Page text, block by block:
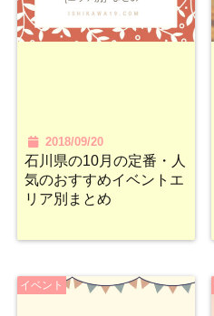
2018/09/20
石川県の10月の定番・人
気のおすすめイベントエ
リア別まとめ
イベント